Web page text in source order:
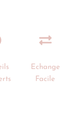
Echange
Facile